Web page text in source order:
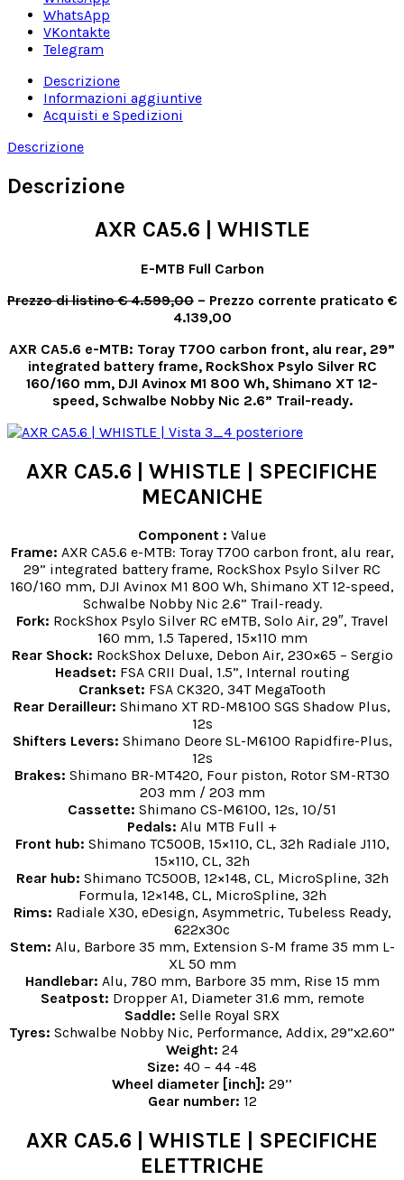
WhatsApp
VKontakte
Telegram
Descrizione
Informazioni aggiuntive
Acquisti e Spedizioni
Descrizione
Descrizione
AXR CA5.6 | WHISTLE
E-MTB Full Carbon
Prezzo di listino € 4.599,00 – Prezzo corrente praticato €
4.139,00
AXR CA5.6 e-MTB: Toray T700 carbon front, alu rear, 29”
integrated battery frame, RockShox Psylo Silver RC
160/160 mm, DJI Avinox M1 800 Wh, Shimano XT 12-
speed, Schwalbe Nobby Nic 2.6” Trail-ready.
AXR CA5.6 | WHISTLE | SPECIFICHE
MECANICHE
Component : Value
Frame: AXR CA5.6 e-MTB: Toray T700 carbon front, alu rear,
29” integrated battery frame, RockShox Psylo Silver RC
160/160 mm, DJI Avinox M1 800 Wh, Shimano XT 12-speed,
Schwalbe Nobby Nic 2.6” Trail-ready.
Fork: RockShox Psylo Silver RC eMTB, Solo Air, 29″, Travel
160 mm, 1.5 Tapered, 15×110 mm
Rear Shock: RockShox Deluxe, Debon Air, 230×65 – Sergio
Headset: FSA CRII Dual, 1.5”, Internal routing
Crankset: FSA CK320, 34T MegaTooth
Rear Derailleur: Shimano XT RD-M8100 SGS Shadow Plus,
12s
Shifters Levers: Shimano Deore SL-M6100 Rapidfire-Plus,
12s
Brakes: Shimano BR-MT420, Four piston, Rotor SM-RT30
203 mm / 203 mm
Cassette: Shimano CS-M6100, 12s, 10/51
Pedals: Alu MTB Full +
Front hub: Shimano TC500B, 15×110, CL, 32h Radiale J110,
15×110, CL, 32h
Rear hub: Shimano TC500B, 12×148, CL, MicroSpline, 32h
Formula, 12×148, CL, MicroSpline, 32h
Rims: Radiale X30, eDesign, Asymmetric, Tubeless Ready,
622x30c
Stem: Alu, Barbore 35 mm, Extension S-M frame 35 mm L-
XL 50 mm
Handlebar: Alu, 780 mm, Barbore 35 mm, Rise 15 mm
Seatpost: Dropper A1, Diameter 31.6 mm, remote
Saddle: Selle Royal SRX
Tyres: Schwalbe Nobby Nic, Performance, Addix, 29”x2.60”
Weight: 24
Size: 40 – 44 -48
Wheel diameter [inch]: 29’’
Gear number: 12
AXR CA5.6 | WHISTLE | SPECIFICHE
ELETTRICHE